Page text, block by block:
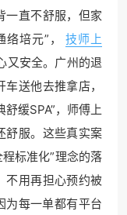
一直不舒服，但家
培元”，
技师上
又安全。广州的退
送他去推拿店，
缓SPA”，师傅上
舒服。这些真实案
标准化”理念的落
不用再担心预约被
每一单都有平台